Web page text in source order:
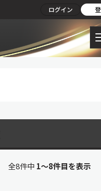
ログイン
全8件中 1〜8件目を表示